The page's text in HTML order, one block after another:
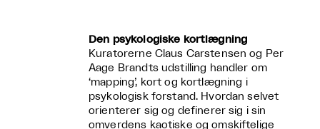
Den psykologiske kortlægning
Kuratorerne Claus Carstensen og Per
Aage Brandts udstilling handler om
‘mapping’, kort og kortlægning i
psykologisk forstand. Hvordan selvet
orienterer sig og definerer sig i sin
omverdens kaotiske og omskiftelige